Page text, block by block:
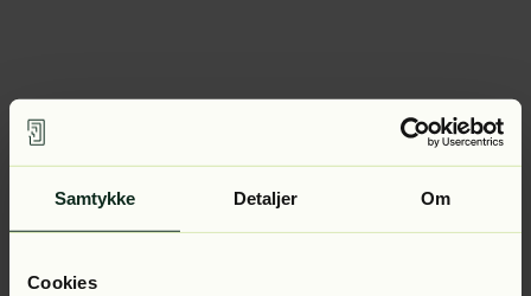
Samtykke Detaljer Om
Cookies